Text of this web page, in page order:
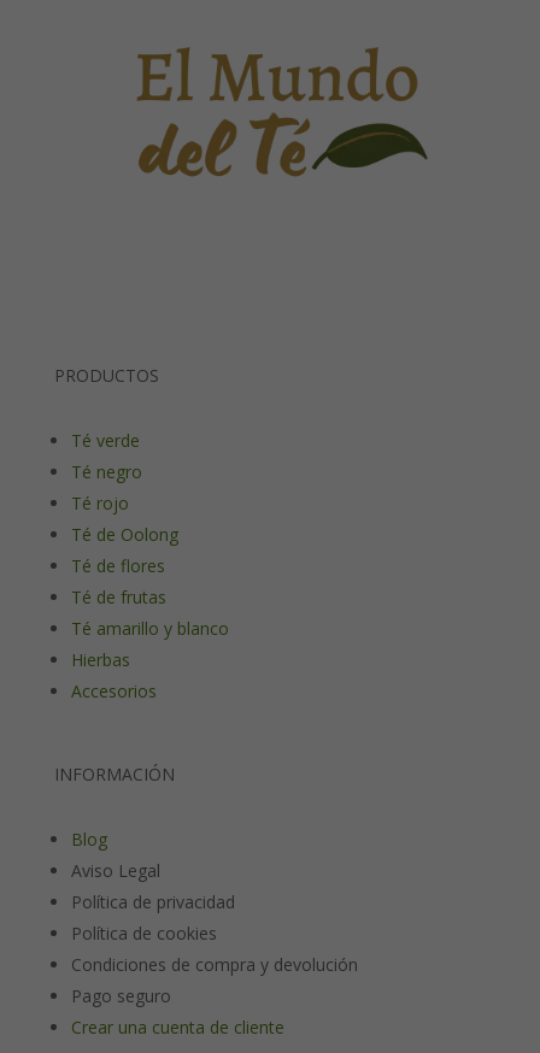
PRODUCTOS
Té verde
Té negro
Té rojo
Té de Oolong
Té de flores
Té de frutas
Té amarillo y blanco
Hierbas
Accesorios
INFORMACIÓN
Blog
Aviso Legal
Política de privacidad
Política de cookies
Condiciones de compra y devolución
Pago seguro
Crear una cuenta de cliente